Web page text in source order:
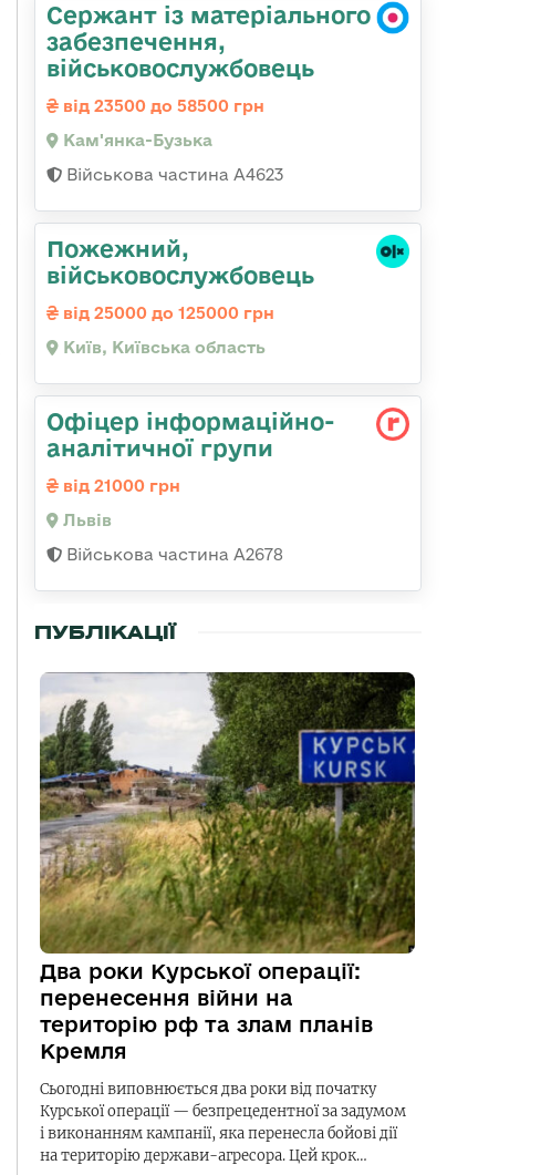
Сержант із матеріального
забезпечення,
військовослужбовець
від 23500 до 58500 грн
Кам'янка-Бузька
Військова частина А4623
Пожежний,
військовослужбовець
від 25000 до 125000 грн
Київ, Київська область
Офіцер інформаційно-
аналітичної групи
від 21000 грн
Львів
Військова частина А2678
ПУБЛІКАЦІЇ
Два роки Курської операції:
перенесення війни на
територію рф та злам планів
Кремля
Сьогодні виповнюється два роки від початку
Курської операції — безпрецедентної за задумом
і виконанням кампанії, яка перенесла бойові дії
на територію держави-агресора. Цей крок…